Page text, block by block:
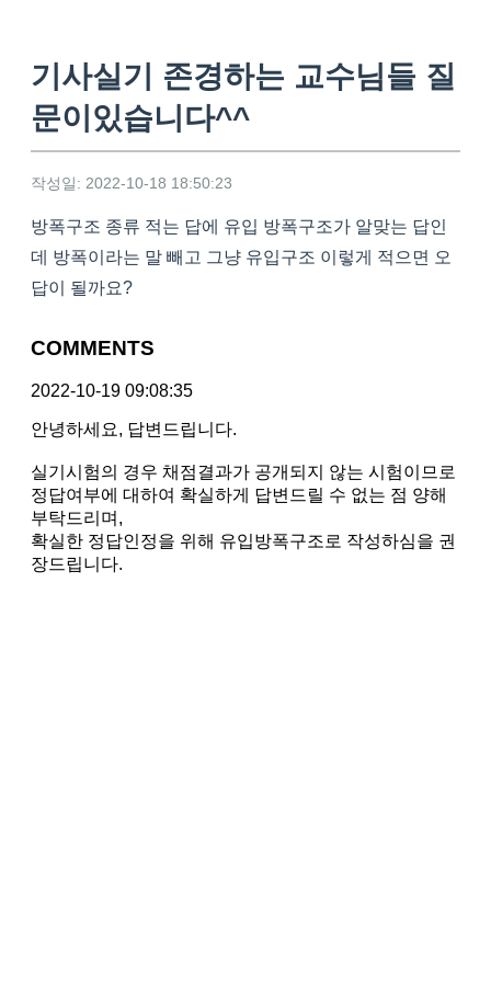
기사실기 존경하는 교수님들 질
문이있습니다^^
작성일: 2022-10-18 18:50:23
방폭구조 종류 적는 답에 유입 방폭구조가 알맞는 답인
데 방폭이라는 말 빼고 그냥 유입구조 이렇게 적으면 오
답이 될까요?
COMMENTS
2022-10-19 09:08:35
안녕하세요, 답변드립니다.
실기시험의 경우 채점결과가 공개되지 않는 시험이므로
정답여부에 대하여 확실하게 답변드릴 수 없는 점 양해
부탁드리며,
확실한 정답인정을 위해 유입방폭구조로 작성하심을 권
장드립니다.